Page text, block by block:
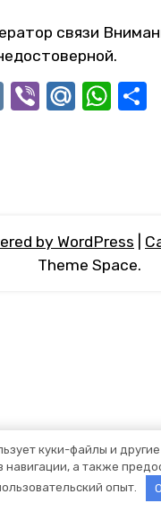
связи
VK ViberMail.Ru
by WordPress
Theme Space.
куки-файлы и
навигации, а также
опыт.